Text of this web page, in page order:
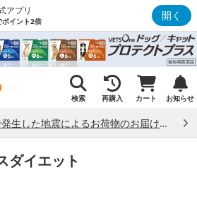
アプリ
ポイント2倍 開く
検索 再購入 カート お知らせ
熊本県熊本地方で発生した地震によるお荷物のお届け状況について （7/28）
ダイエット